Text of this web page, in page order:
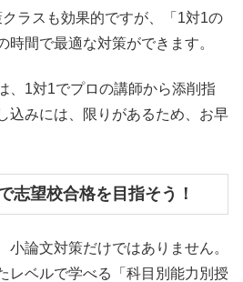
ラスも効果的ですが、「1対1の
時間で最適な対策ができます。
、1対1でプロの講師から添削指
込みには、限りがあるため、お早
志望校合格を目指そう！
小論文対策だけではありません。
レベルで学べる「科目別能力別授